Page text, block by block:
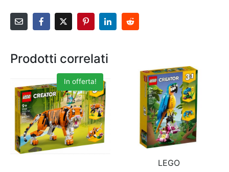
Prodotti correlati
In offerta!
LEGO